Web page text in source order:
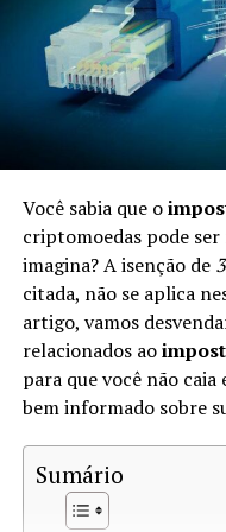
Impostos
Brasil
No Brasil, a Receita
comopatrimônio.
pode estar sujeito à
determinam que
troca de ativos digitais
ser tributados.
Quando a
Tributável?
ganho de capital. De
precisa calcular se o
superior ao custo da
Você sabia que o
criptomoedas pode
imagina? A isenção de
citada, não se aplica
artigo, vamos
relacionados ao
para que você não
bem informado sobre
Sumário